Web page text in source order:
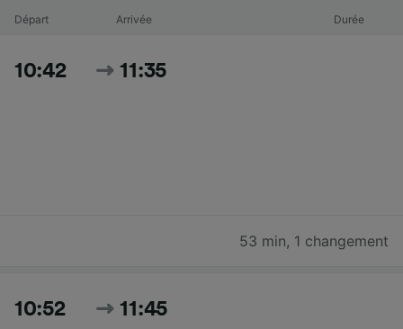
Départ Arrivée Durée
10:42 11:35
53 min, 1 changement
10:52 11:45